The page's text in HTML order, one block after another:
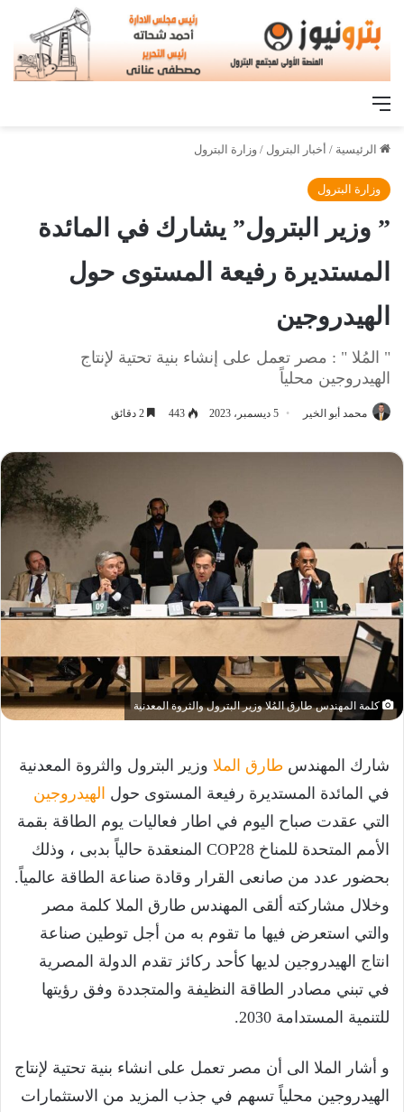
القائمة
الرئيسية / أخبار البترول / وزارة البترول
وزارة البترول
” وزير البترول” يشارك في المائدة
المستديرة رفيعة المستوى حول
الهيدروجين
" المُلا " : مصر تعمل على إنشاء بنية تحتية لإنتاج
الهيدروجين محلياً
محمد أبو الخير 5 ديسمبر، 2023 443
كلمة المهندس طارق المُلا وزير البترول والثروة المعدنية
شارك المهندس طارق الملا وزير البترول والثروة المعدنية
في المائدة المستديرة رفيعة المستوى حول الهيدروجين
التي عقدت صباح اليوم في اطار فعاليات يوم الطاقة بقمة
الأمم المتحدة للمناخ COP28 المنعقدة حالياً بدبى ، وذلك
بحضور عدد من صانعى القرار وقادة صناعة الطاقة عالمياً.
وخلال مشاركته ألقى المهندس طارق الملا كلمة مصر
والتي استعرض فيها ما تقوم به من أجل توطين صناعة
انتاج الهيدروجين لديها كأحد ركائز تقدم الدولة المصرية
في تبني مصادر الطاقة النظيفة والمتجددة وفق رؤيتها
للتنمية المستدامة 2030.
و أشار الملا الى أن مصر تعمل على انشاء بنية تحتية لإنتاج
الهيدروجين محلياً تسهم في جذب المزيد من الاستثمارات